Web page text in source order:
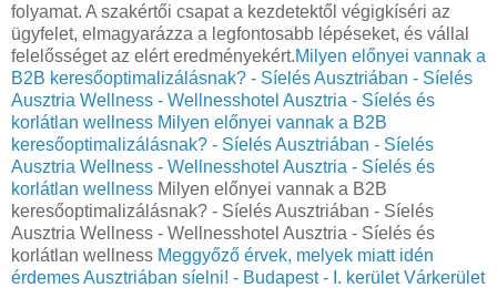
folyamat. A szakértői csapat a kezdetektől végigkíséri az
ügyfelet, elmagyarázza a legfontosabb lépéseket, és vállal
felelősséget az elért eredményekért.Milyen előnyei vannak a
B2B keresőoptimalizálásnak? - Síelés Ausztriában - Síelés
Ausztria Wellness - Wellnesshotel Ausztria - Síelés és
korlátlan wellness Milyen előnyei vannak a B2B
keresőoptimalizálásnak? - Síelés Ausztriában - Síelés
Ausztria Wellness - Wellnesshotel Ausztria - Síelés és
korlátlan wellness Milyen előnyei vannak a B2B
keresőoptimalizálásnak? - Síelés Ausztriában - Síelés
Ausztria Wellness - Wellnesshotel Ausztria - Síelés és
korlátlan wellness Meggyőző érvek, melyek miatt idén
érdemes Ausztriában síelni! - Budapest - I. kerület Várkerület